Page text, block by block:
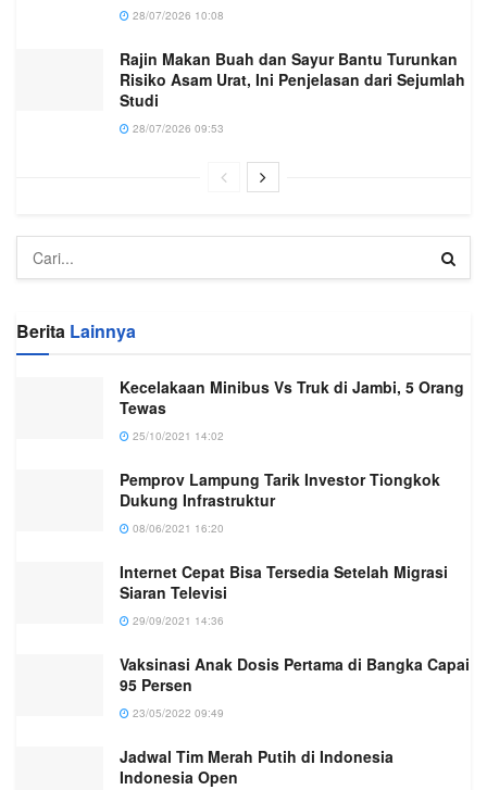
28/07/2026 10:08
Rajin Makan Buah dan Sayur Bantu Turunkan
Risiko Asam Urat, Ini Penjelasan dari Sejumlah
Studi
28/07/2026 09:53
Berita Lainnya
Kecelakaan Minibus Vs Truk di Jambi, 5 Orang
Tewas
25/10/2021 14:02
Pemprov Lampung Tarik Investor Tiongkok
Dukung Infrastruktur
08/06/2021 16:20
Internet Cepat Bisa Tersedia Setelah Migrasi
Siaran Televisi
29/09/2021 14:36
Vaksinasi Anak Dosis Pertama di Bangka Capai
95 Persen
23/05/2022 09:49
Jadwal Tim Merah Putih di Indonesia
Indonesia Open